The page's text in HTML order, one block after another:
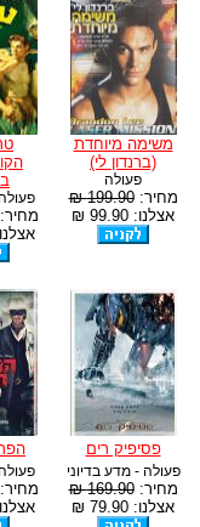
משימה מיוחדת
(ברנדון לי)
פעולה
מחיר:199.90 ₪
אצלנו: 99.90 ₪
אצלנו:
פסיפיק רים
פעולה - מדע בדיוני
מחיר:169.90 ₪
אצלנו: 79.90 ₪
אצלנו: